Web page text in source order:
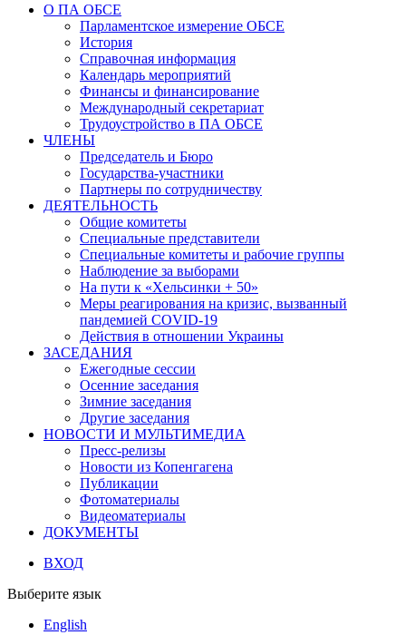
О ПА ОБСЕ
Парламентское измерение ОБСЕ
История
Справочная информация
Календарь мероприятий
Финансы и финансирование
Международный секретариат
Трудоустройство в ПА ОБСЕ
ЧЛЕНЫ
Председатель и Бюро
Государства-участники
Партнеры по сотрудничеству
ДЕЯТЕЛЬНОСТЬ
Общие комитеты
Специальные представители
Специальные комитеты и рабочие группы
Наблюдение за выборами
На пути к «Хельсинки + 50»
Меры реагирования на кризис, вызванный
пандемией COVID-19
Действия в отношении Украины
ЗАСЕДАНИЯ
Ежегодные сессии
Осенние заседания
Зимние заседания
Другие заседания
НОВОСТИ И МУЛЬТИМЕДИА
Пресс-релизы
Новости из Копенгагена
Публикации
Фотоматериалы
Видеоматериалы
ДОКУМЕНТЫ
ВХОД
Выберите язык
English